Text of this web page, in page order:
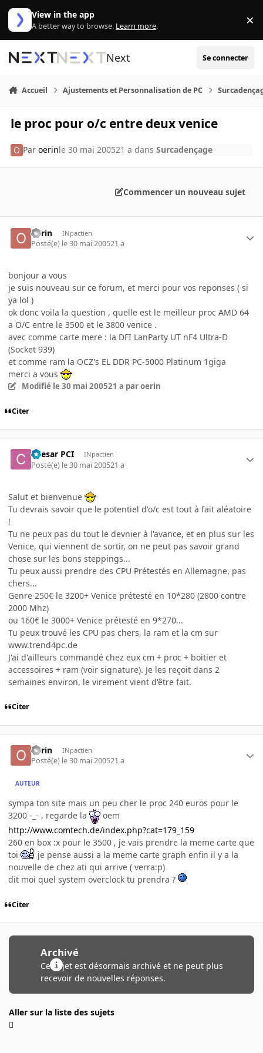
Aller au contenu
View in the app
A better way to browse. Learn more. ×
Next Se connecter
Accueil Ajustements et Personnalisation de PC
le proc pour o/c entre deux venice
Paroerinle 30 mai 200521 a dansSurcadençage
Commencer un nouveau sujet
oerin INpactien
Posté(e) le 30 mai 200521 a
bonjour a vous
je suis nouveau sur ce forum, et merci pour vos reponses ( si
ya lol )
ok donc voila la question , quelle est le meilleur proc AMD 64
a O/C entre le 3500 et le 3800 venice .
avec comme carte mere : la DFI LanParty UT nF4 Ultra-D
(Socket 939)
et comme ram la OCZ's EL DDR PC-5000 Platinum 1giga
merci a vous
Modifié le 30 mai 200521 a par oerin
Citer
Caesar PCI INpactien
Posté(e) le 30 mai 200521 a
Salut et bienvenue
Tu devrais savoir que le potentiel d'o/c est tout à fait aléatoire
!
Tu ne peux pas du tout le devnier à l'avance, et en plus sur les
Venice, qui viennent de sortir, on ne peut pas savoir grand
chose sur les bons steppings...
Tu peux aussi prendre des CPU Prétestés en Allemagne, pas
chers...
Genre 250€ le 3200+ Venice prétesté en 10*280 (2800 contre
2000 Mhz)
ou 160€ le 3000+ Venice prétesté en 9*270...
Tu peux trouvé les CPU pas chers, la ram et la cm sur
www.trend4pc.de
J'ai d'ailleurs commandé chez eux cm + proc + boitier et
accessoires + ram (voir signature). Je les reçoit dans 2
semaines environ, le virement vient d'être fait.
Citer
oerin INpactien
Posté(e) le 30 mai 200521 a
AUTEUR
sympa ton site mais un peu cher le proc 240 euros pour le
3200 -_- , regarde la
oem
http://www.comtech.de/index.php?cat=179_159
260 en box :x pour le 3500 , je vais prendre la meme carte que
toi
je pense aussi a la meme carte graph enfin il y a la
nouvelle de chez ati qui arrive ( verra:p)
dit moi quel system overclock tu prendra ?
Citer
Archivé
Ce sujet est désormais archivé et ne peut plus
recevoir de nouvelles réponses.
Aller sur la liste des sujets